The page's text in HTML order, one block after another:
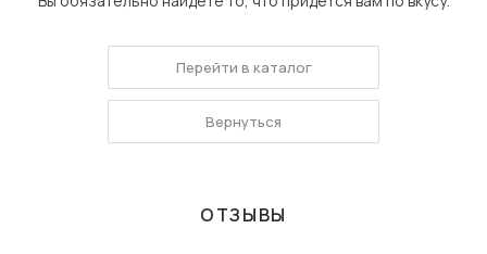
Перейти в каталог
Вернуться
ОТЗЫВЫ